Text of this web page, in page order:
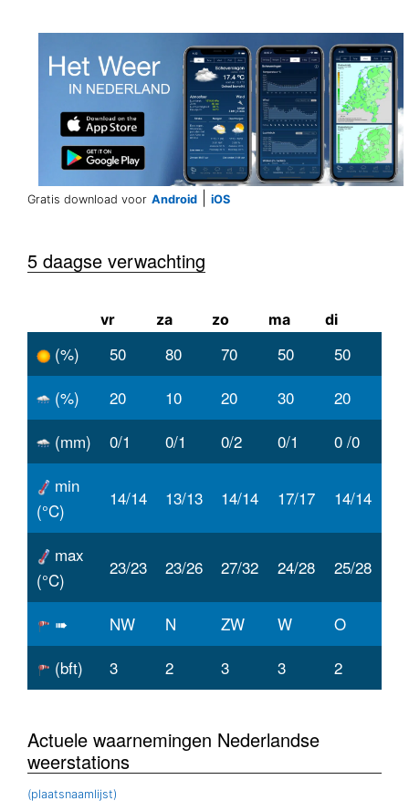
Gratis download voor Android iOS
5 daagse verwachting
vr za zo ma di
(%) 50 80 70 50
50
(%)
20 10 20 30
20
(mm)
0/1 0/1 0/2 0/1
0 /0
min
(°C)
14/14 13/13 14/14 17/17 14/14
max
(°C)
23/23 23/26 27/32 24/28 25/28
➠ NW N ZW W
O
(bft)
3 2 3 3 2
Actuele waarnemingen Nederlandse
weerstations
(plaatsnaamlijst)